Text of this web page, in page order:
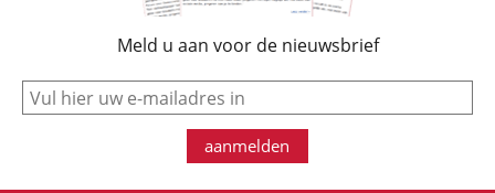
Meld u aan voor de nieuwsbrief
e-mail
aanmelden